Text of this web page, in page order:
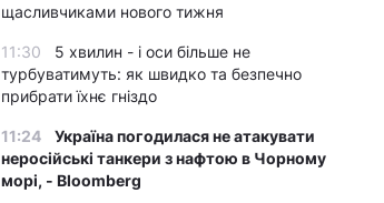
щасливчиками нового тижня
11:30
5 хвилин - і оси більше не
турбуватимуть: як швидко та безпечно
прибрати їхнє гніздо
11:24
Україна погодилася не атакувати
неросійські танкери з нафтою в Чорному
морі, - Bloomberg